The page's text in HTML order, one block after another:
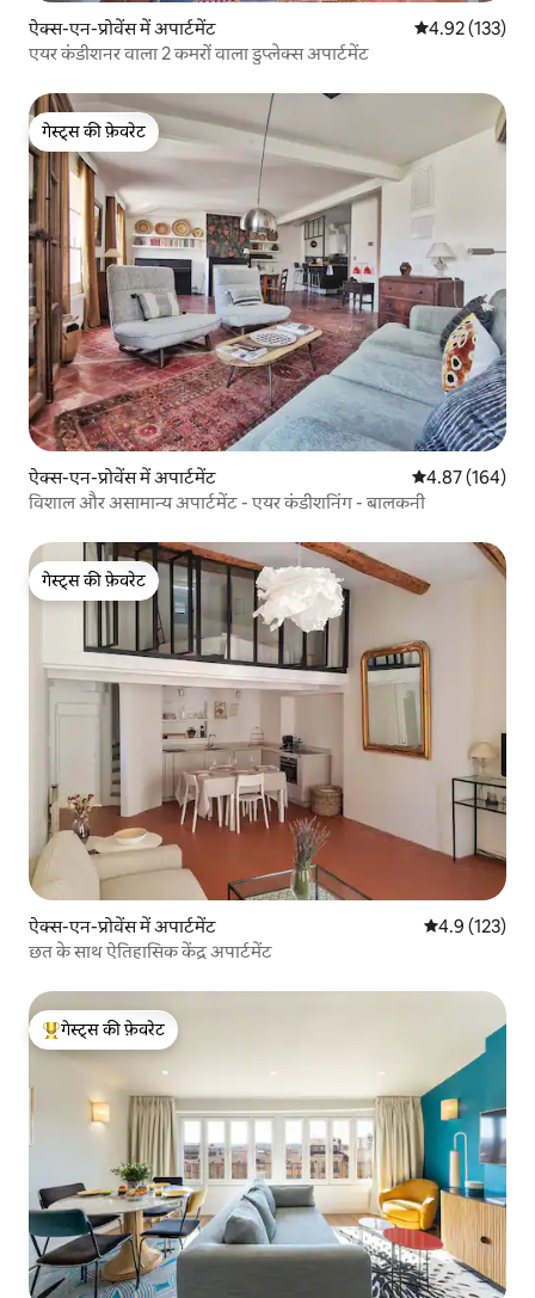
ऐक्स-एन-प्रोवेंस में अपार्टमेंट औसत रेटिंग 5 में से
4.92 (133)
एयर कंडीशनर वाला 2 कमरों वाला डुप्लेक्स अपार्टमेंट
गेस्ट्स की फ़ेवरेट
गेस्ट्स की फ़ेवरेट
ऐक्स-एन-प्रोवेंस में अपार्टमेंट औसत रेटिंग 5 में से
4.87 (164)
विशाल और असामान्य अपार्टमेंट - एयर कंडीशनिंग - बालकनी
गेस्ट्स की फ़ेवरेट
गेस्ट्स की फ़ेवरेट
ऐक्स-एन-प्रोवेंस में अपार्टमेंट औसत रेटिंग 5 में
4.9 (123)
छत के साथ ऐतिहासिक केंद्र अपार्टमेंट
गेस्ट्स का टॉप फ़ेवरेट
गेस्ट्स की फ़ेवरेट